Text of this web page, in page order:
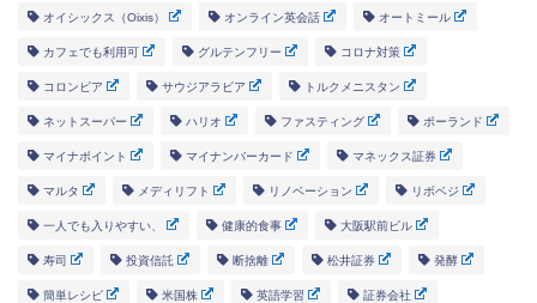
オイシックス（Oixis） オンライン英会話 オートミール
カフェでも利用可 グルテンフリー コロナ対策
コロンビア サウジアラビア トルクメニスタン
ネットスーパー ハリオ ファスティング ポーランド
マイナポイント マイナンバーカード マネックス証券
マルタ メディリフト リノベーション リボベジ
一人でも入りやすい、 健康的食事 大阪駅前ビル
寿司 投資信託 断捨離 松井証券 発酵
簡単レシピ 米国株 英語学習 証券会社